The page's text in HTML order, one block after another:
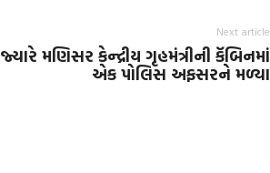
Next article
જ્યારે મણિસર કેન્દ્રીય ગૃહમંત્રીની કૅબિનમાં
એક પોલિસ અફસરને મળ્યા